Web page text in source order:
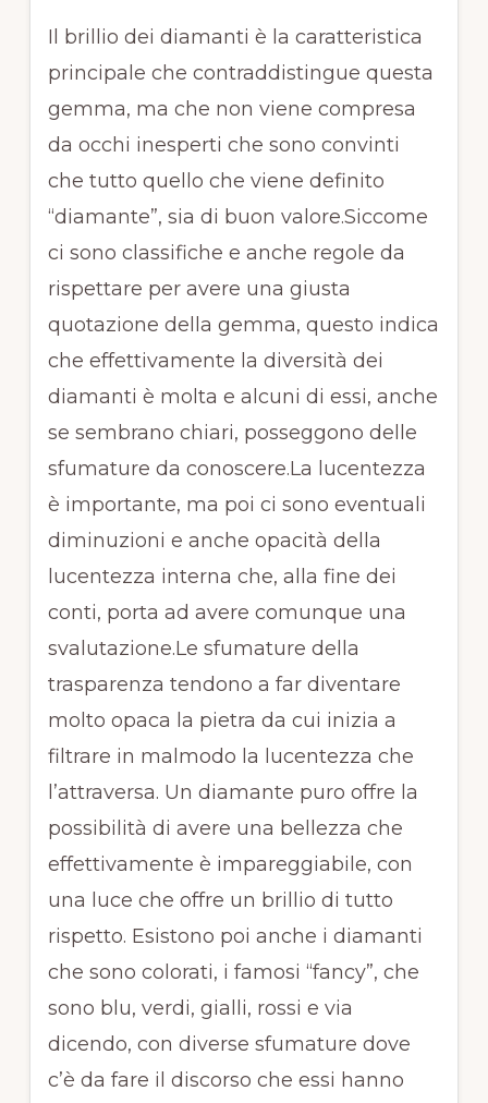
Il brillio dei diamanti è la caratteristica
principale che contraddistingue questa
gemma, ma che non viene compresa
da occhi inesperti che sono convinti
che tutto quello che viene definito
“diamante”, sia di buon valore.Siccome
ci sono classifiche e anche regole da
rispettare per avere una giusta
quotazione della gemma, questo indica
che effettivamente la diversità dei
diamanti è molta e alcuni di essi, anche
se sembrano chiari, posseggono delle
sfumature da conoscere.La lucentezza
è importante, ma poi ci sono eventuali
diminuzioni e anche opacità della
lucentezza interna che, alla fine dei
conti, porta ad avere comunque una
svalutazione.Le sfumature della
trasparenza tendono a far diventare
molto opaca la pietra da cui inizia a
filtrare in malmodo la lucentezza che
l’attraversa. Un diamante puro offre la
possibilità di avere una bellezza che
effettivamente è impareggiabile, con
una luce che offre un brillio di tutto
rispetto. Esistono poi anche i diamanti
che sono colorati, i famosi “fancy”, che
sono blu, verdi, gialli, rossi e via
dicendo, con diverse sfumature dove
c’è da fare il discorso che essi hanno